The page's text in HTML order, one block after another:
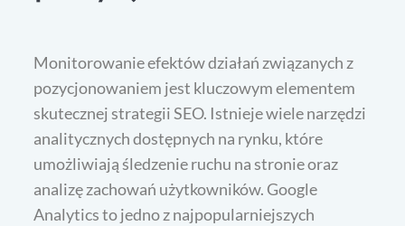
Monitorowanie efektów działań związanych z
pozycjonowaniem jest kluczowym elementem
skutecznej strategii SEO. Istnieje wiele narzędzi
analitycznych dostępnych na rynku, które
umożliwiają śledzenie ruchu na stronie oraz
analizę zachowań użytkowników. Google
Analytics to jedno z najpopularniejszych